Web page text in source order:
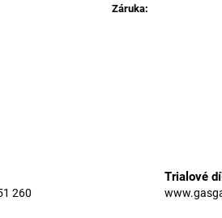
Záruka:
260
Trialové